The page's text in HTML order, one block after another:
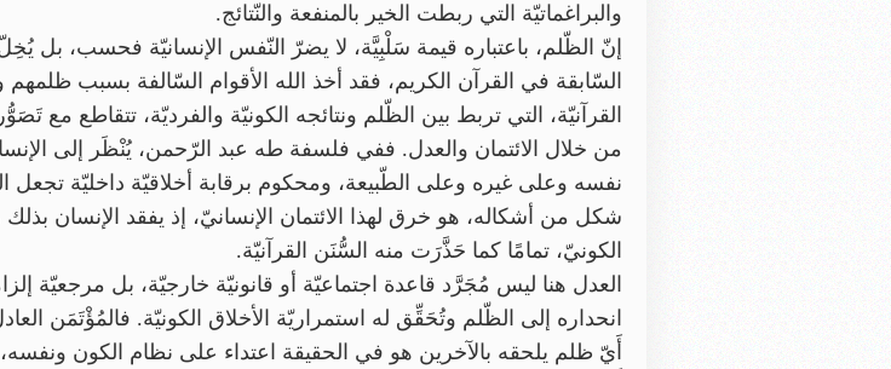
والبراغماتيّة التي ربطت الخير بالمنفعة والنّتائج.
إنّ الظّلم، باعتباره قيمة سَلْبِيَّة، لا يضرّ النّفس الإنسانيّة فحسب، بل
السّابقة في القرآن الكريم، فقد أخذ الله الأقوام السّالفة بسبب
القرآنيّة، التي تربط بين الظّلم ونتائجه الكونيّة والفرديّة، تتقاطع
من خلال الائتمان والعدل. ففي فلسفة طه عبد الرّحمن، يُنْظَر إلى
نفسه وعلى غيره وعلى الطّبيعة، ومحكوم برقابة أخلاقيّة داخليّة تجعل
شكل من أشكاله، هو خرق لهذا الائتمان الإنسانيّ، إذ يفقد الإنسان
الكونيّ، تمامًا كما حَذَّرَت منه السُّنَن القرآنيّة.
العدل هنا ليس مُجَرَّد قاعدة اجتماعيّة أو قانونيّة خارجيّة، بل مرجعيّة
انحداره إلى الظّلم وتُحَقِّق له استمراريّة الأخلاق الكونيّة. فالمُؤْتَمَن
أَيّ ظلم يلحقه بالآخرين هو في الحقيقة اعتداء على نظام الكون